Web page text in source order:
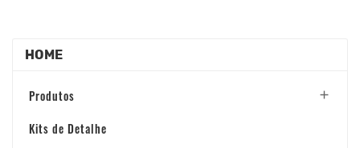
HOME
Produtos 
Kits de Detalhe